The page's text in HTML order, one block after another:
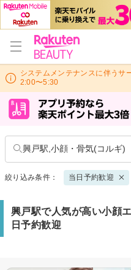
システムメンテナンスに伴うサ
2:00〜5:30
興戸駅,小顔・骨気(コルギ)
絞り込み条件： 当日予約歓迎
興戸駅で人気が高い小顔
日予約歓迎